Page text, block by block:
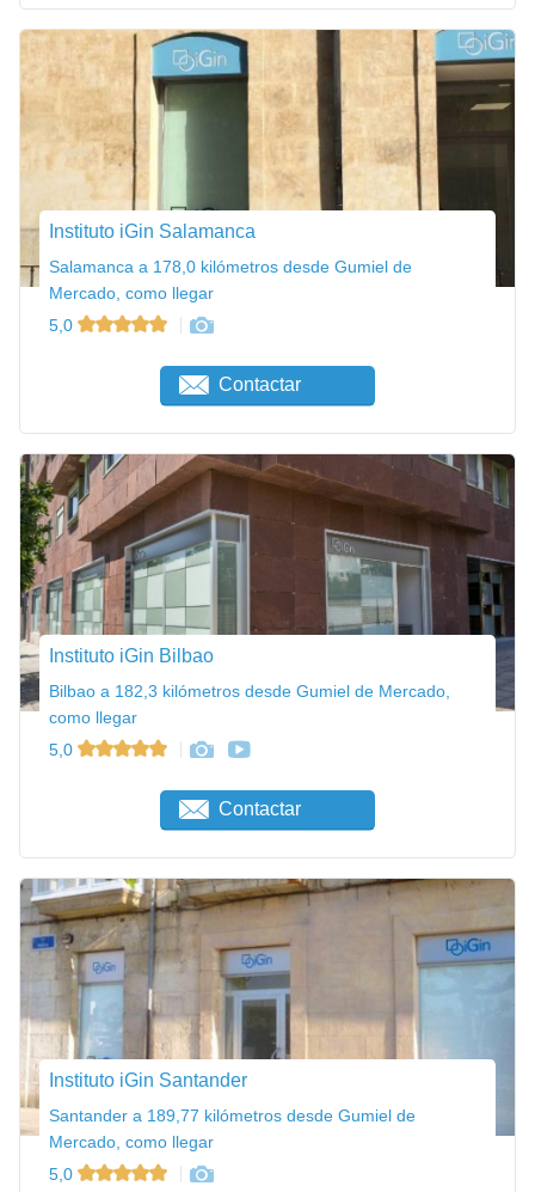
Instituto iGin Salamanca
Salamanca a 178,0 kilómetros desde Gumiel de
Mercado, como llegar
5,0
Contactar
Instituto iGin Bilbao
Bilbao a 182,3 kilómetros desde Gumiel de Mercado,
como llegar
5,0
Contactar
Instituto iGin Santander
Santander a 189,77 kilómetros desde Gumiel de
Mercado, como llegar
5,0